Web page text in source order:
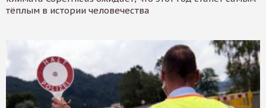
тёплым в истории человечества